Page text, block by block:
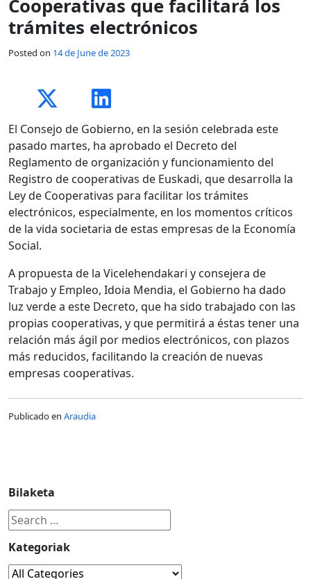
Cooperativas que facilitará los
trámites electrónicos
Posted on 14 de June de 2023
El Consejo de Gobierno, en la sesión celebrada este
pasado martes, ha aprobado el Decreto del
Reglamento de organización y funcionamiento del
Registro de cooperativas de Euskadi, que desarrolla la
Ley de Cooperativas para facilitar los trámites
electrónicos, especialmente, en los momentos críticos
de la vida societaria de estas empresas de la Economía
Social.
A propuesta de la Vicelehendakari y consejera de
Trabajo y Empleo, Idoia Mendia, el Gobierno ha dado
luz verde a este Decreto, que ha sido trabajado con las
propias cooperativas, y que permitirá a éstas tener una
relación más ágil por medios electrónicos, con plazos
más reducidos, facilitando la creación de nuevas
empresas cooperativas.
Publicado en Araudia
Bilaketa
Kategoriak